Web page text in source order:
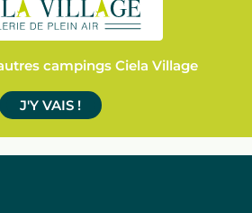
campings Ciela Village
J'Y VAIS !